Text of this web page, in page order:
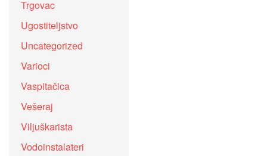
Trgovac
Ugostiteljstvo
Uncategorized
Varioci
Vaspitačica
Vešeraj
Viljuškarista
Vodoinstalateri